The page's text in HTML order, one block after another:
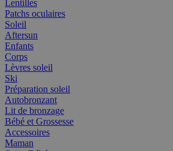
Lentilles
Patchs oculaires
Soleil
Aftersun
Enfants
Corps
Lèvres soleil
Ski
Préparation soleil
Autobronzant
Lit de bronzage
Bébé et Grossesse
Accessoires
Maman